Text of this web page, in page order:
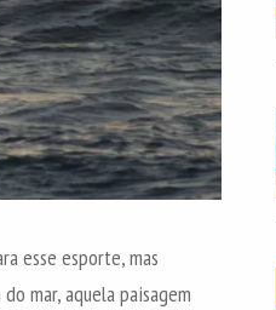
esse esporte, mas
mar, aquela paisagem